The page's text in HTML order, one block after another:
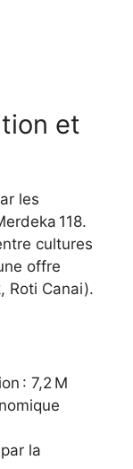
et
les
118.
cultures
offre
Roti Canai).
: 7,2 M
la